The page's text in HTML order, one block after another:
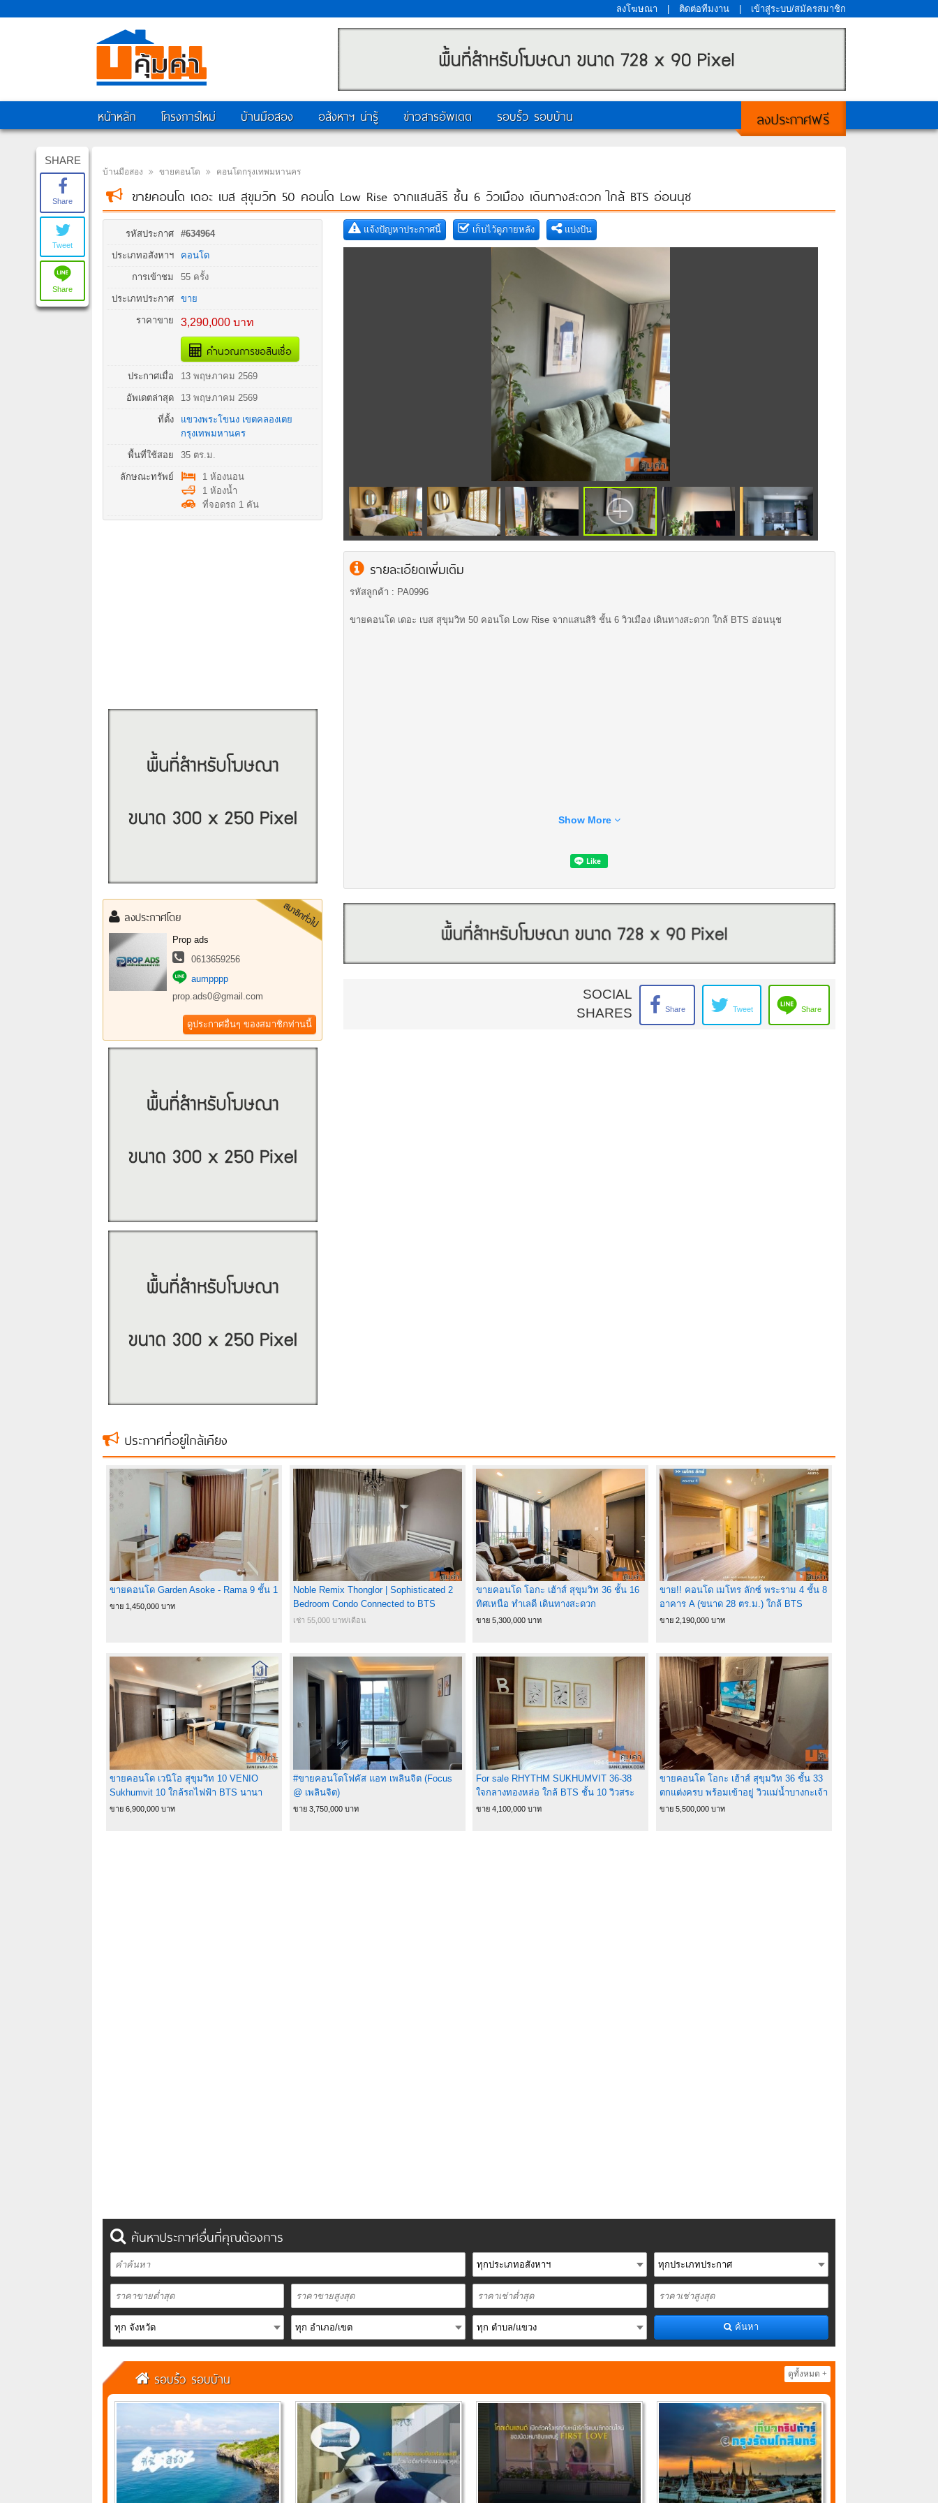
ลงโฆษณา ติดต่อทีมงาน เข้าสู่ระบบ/สมัครสมาชิก
หน้าหลัก โครงการใหม่ บ้านมือสอง อสังหาฯ น่ารู้ ข่าวสารอัพเดต รอบรั้ว รอบบ้าน ลงประกาศฟรี
บ้านมือสอง ขายคอนโด คอนโดกรุงเทพมหานคร
ขายคอนโด เดอะ เบส สุขุมวิท 50 คอนโด Low Rise จากแสนสิริ ชั้น 6 วิวเมือง เดินทางสะดวก ใกล้ BTS อ่อนนุช
แจ้งปัญหาประกาศนี้ เก็บไว้ดูภายหลัง แบ่งปัน
รายละเอียดเพิ่มเติม
รหัสลูกค้า : PA0996
ขายคอนโด เดอะ เบส สุขุมวิท 50 คอนโด Low Rise จากแสนสิริ ชั้น 6 วิวเมือง เดินทางสะดวก ใกล้ BTS อ่อนนุช
ที่ตั้ง : 1198 ซอยเริ่มเจริญ แขวงพระโขนง เขตคลองเตย กรุงเทพมหานคร 10110
- Gateway เอกมัย : 3 กม.
- Major Cineplex เอกมัย : 3 กม.
ราคาขาย : 3,290,000 บาท
สนใจติดต่อ :
โทร : 061-365-9256
LINE ID : aumpppp
Show More
SOCIAL
SHARES
Share Tweet Share
รหัสประกาศ #634964
ประเภทอสังหาฯ คอนโด
การเข้าชม 55 ครั้ง
ประเภทประกาศ ขาย
ราคาขาย 3,290,000 บาท
คำนวณการขอสินเชื่อ
ประกาศเมื่อ 13 พฤษภาคม 2569
อัพเดตล่าสุด 13 พฤษภาคม 2569
ที่ตั้ง แขวงพระโขนง เขตคลองเตย
กรุงเทพมหานคร
พื้นที่ใช้สอย 35 ตร.ม.
ลักษณะทรัพย์
1 ห้องนอน
1 ห้องน้ำ
ที่จอดรถ 1 คัน
ลงประกาศโดย
Prop ads
0613659256
aumpppp
prop.ads0@gmail.com
ดูประกาศอื่นๆ ของสมาชิกท่านนี้
ประกาศที่อยู่ใกล้เคียง
ขายคอนโด Garden Asoke - Rama 9 ชั้น 1
ขาย 1,450,000 บาท
Noble Remix Thonglor | Sophisticated 2
Bedroom Condo Connected to BTS
Thonglor
เช่า 55,000 บาท/เดือน
ขายคอนโด โอกะ เฮ้าส์ สุขุมวิท 36 ชั้น 16
ทิศเหนือ ทำเลดี เดินทางสะดวก
ขาย 5,300,000 บาท
ขาย!! คอนโด เมโทร ลักซ์ พระราม 4 ชั้น 8
อาคาร A (ขนาด 28 ตร.ม.) ใกล้ BTS
เอกมัย ถนนพระราม 4
ขาย 2,190,000 บาท
ขายคอนโด เวนิโอ สุขุมวิท 10 VENIO
Sukhumvit 10 ใกล้รถไฟฟ้า BTS นานา
35.44 ตารางเมตร ชั้น7
ขาย 6,900,000 บาท
#ขายคอนโดโฟคัส แอท เพลินจิต (Focus
@ เพลินจิต)
ขาย 3,750,000 บาท
For sale RHYTHM SUKHUMVIT 36-38
ใจกลางทองหล่อ ใกล้ BTS ชั้น 10 วิวสระ
โทร 094-9963362
ขาย 4,100,000 บาท
ขายคอนโด โอกะ เฮ้าส์ สุขุมวิท 36 ชั้น 33
ตกแต่งครบ พร้อมเข้าอยู่ วิวแม่น้ำบางกะเจ้า
ขาย 5,500,000 บาท
ค้นหาประกาศอื่นที่คุณต้องการ
ค้นหา
รอบรั้ว รอบบ้าน ดูทั้งหมด +
SHARE
Share
Tweet
Share